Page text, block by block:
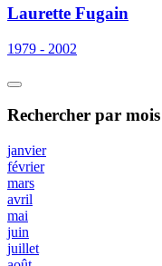
Laurette Fugain
1979 - 2002
Rechercher par mois
janvier
février
mars
avril
mai
juin
juillet